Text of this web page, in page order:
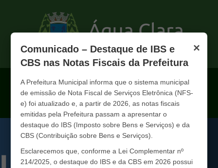
×
Comunicado – Destaque de IBS e
CBS nas Notas Fiscais da Prefeitura
A Prefeitura Municipal informa que o sistema municipal
de emissão de Nota Fiscal de Serviços Eletrônica (NFS-
e) foi atualizado e, a partir de 2026, as notas fiscais
emitidas pela Prefeitura passam a apresentar o
destaque do IBS (Imposto sobre Bens e Serviços) e da
CBS (Contribuição sobre Bens e Serviços).
Esclarecemos que, conforme a Lei Complementar nº
214/2025, o destaque do IBS e da CBS em 2026 possui